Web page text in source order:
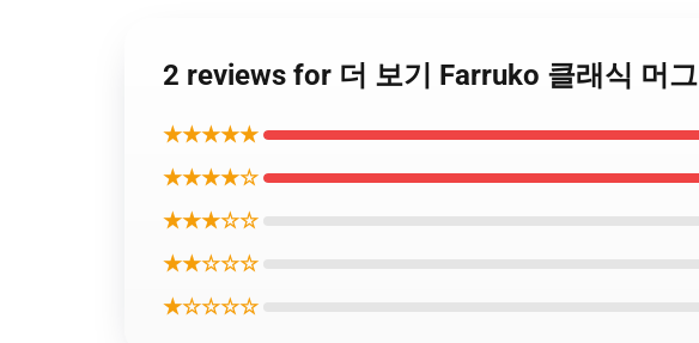
2 reviews for 더 보기 Farruko 클래식 머그
★★★★★
★★★★☆
★★★☆☆
★★☆☆☆
★☆☆☆☆